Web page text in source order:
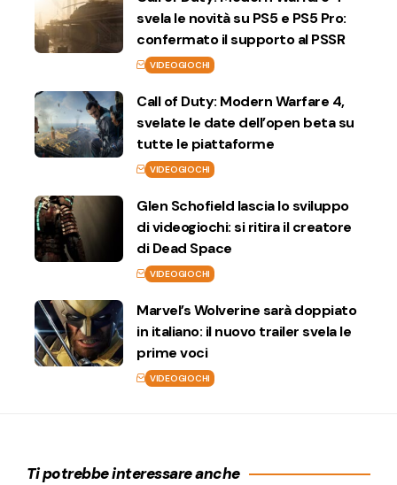
svela le novità su PS5 e PS5 Pro:
confermato il supporto al PSSR
VIDEOGIOCHI
Call of Duty: Modern Warfare 4,
svelate le date dell’open beta su
tutte le piattaforme
VIDEOGIOCHI
Glen Schofield lascia lo sviluppo
di videogiochi: si ritira il creatore
di Dead Space
VIDEOGIOCHI
Marvel’s Wolverine sarà doppiato
in italiano: il nuovo trailer svela le
prime voci
VIDEOGIOCHI
Ti potrebbe interessare anche